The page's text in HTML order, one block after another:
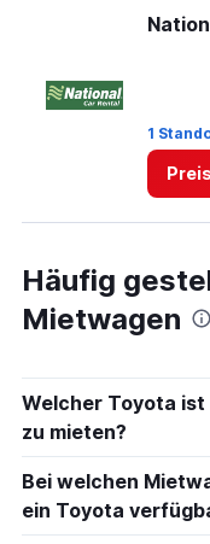
1
Häufig
Mietwagen
Welcher Toyota
zu mieten?
Bei welchen
ein Toyota